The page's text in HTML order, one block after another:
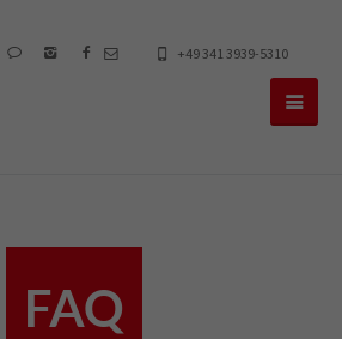
+49 341 3939-5310
FAQ